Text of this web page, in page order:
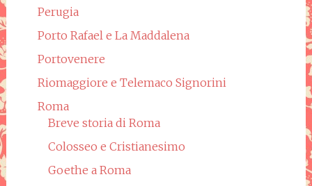
Perugia
Porto Rafael e La Maddalena
Portovenere
Riomaggiore e Telemaco Signorini
Roma
Breve storia di Roma
Colosseo e Cristianesimo
Goethe a Roma